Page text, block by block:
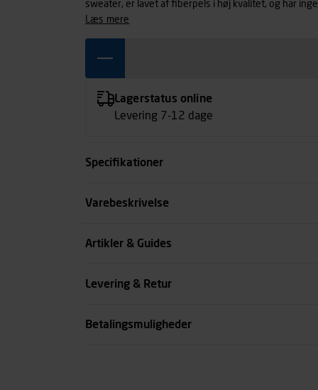
sweater, er lavet af fiberpels i høj kvalitet, og har
godt tilpas. Jakken har to-vejs lynlås, hætte,
læs mere
Lagerstatus online
Levering 7-12 dage
Specifikationer
Størrelse
Varebeskrivelse
Artikler & Guides
Levering & Retur
Betalingsmuligheder